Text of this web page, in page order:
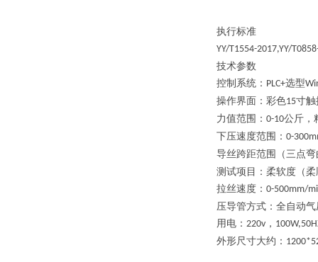
执行标准
YY/T1554-2017,YY/
技术参数
控制系统： PLC+选型
操作界面：彩色15寸触
力值范围： 0-10公斤，
下压速度范围： 0-
导丝跨距范围（三点
测试项目：柔软度（
拉丝速度： 0-500mm/
压导管方式：全自动
用电： 220v ，
外形尺寸大约：